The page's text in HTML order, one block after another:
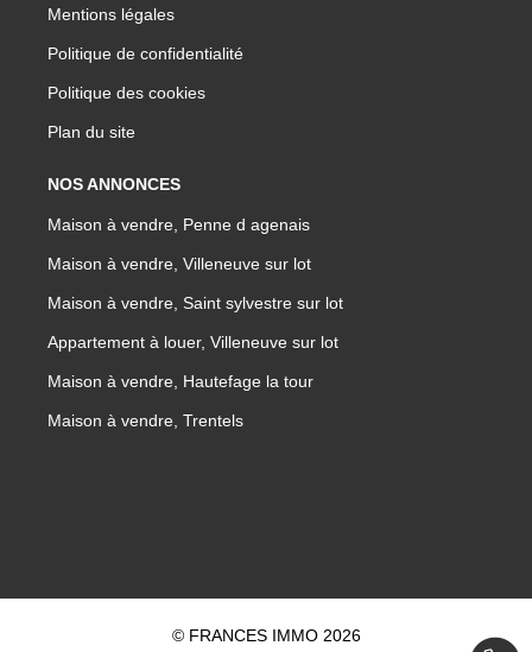
Mentions légales
Politique de confidentialité
Politique des cookies
Plan du site
NOS ANNONCES
Maison à vendre, Penne d agenais
Maison à vendre, Villeneuve sur lot
Maison à vendre, Saint sylvestre sur lot
Appartement à louer, Villeneuve sur lot
Maison à vendre, Hautefage la tour
Maison à vendre, Trentels
© FRANCES IMMO 2026